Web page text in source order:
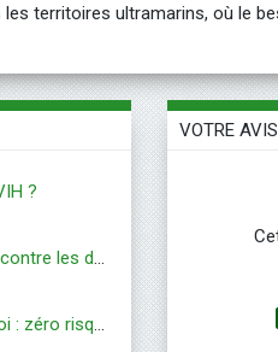
territoires ultramarins, où le
?
»
risque »
VOTRE